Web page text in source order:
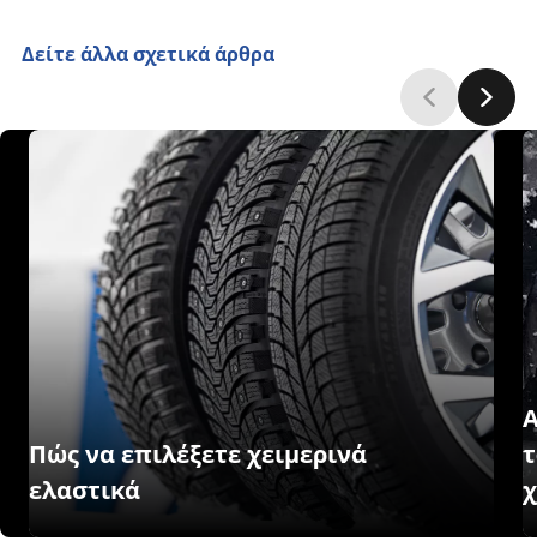
Δείτε άλλα σχετικά άρθρα
Πώς να επιλέξετε χειμερινά
ελαστικά